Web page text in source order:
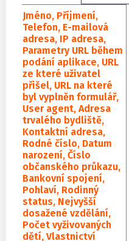
Jméno, Příjmení,
Telefon, E-mailová
adresa, IP adresa,
Parametry URL během
podání aplikace, URL
ze které uživatel
přišel, URL na které
byl vyplněn formulář,
User agent, Adresa
trvalého bydliště,
Kontaktní adresa,
Rodné číslo, Datum
narození, Číslo
občanského průkazu,
Bankovní spojení,
Pohlaví, Rodinný
status, Nejvyšší
dosažené vzdělání,
Počet vyživovaných
dětí, Vlastnictví